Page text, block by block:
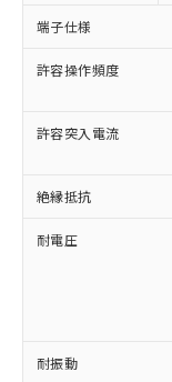
端子仕様
許容操作頻度
許容突入電流
絶縁抵抗
耐電圧
耐振動
ご利用
以下の条
本
商
(税
当
対応
非含有に
対応予定
有に対応
対応予定
非含有に
調査・確
非含有の
非該当品
害物質有
仕入先様
「○」：
基準値以
「×」：